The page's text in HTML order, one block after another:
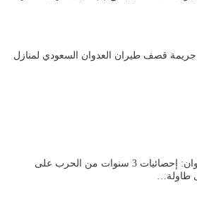
جريمة قصف طيران العدوان السعودي لمنازل
فعالية بعنوان: إحصائيات 3 سنوات من الحرب على
طاولة…